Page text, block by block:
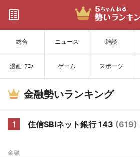
総合 ニュース 雑談
漫画･ｱﾆﾒ ゲーム スポーツ
サイトを更新
金融勢いランキング
1 住信SBIネット銀行 143 (619)
金融